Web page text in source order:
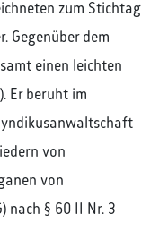
zum Stichtag
Gegenüber dem
einen leichten
Er beruht im
von
von
nach § 60 II Nr. 3